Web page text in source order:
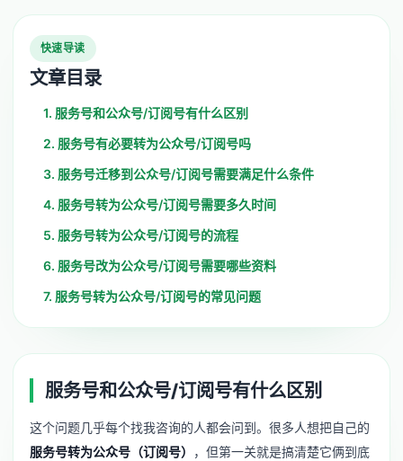
快速导读
文章目录
1. 服务号和公众号/订阅号有什么区别
2. 服务号有必要转为公众号/订阅号吗
3. 服务号迁移到公众号/订阅号需要满足什么条件
4. 服务号转为公众号/订阅号需要多久时间
5. 服务号转为公众号/订阅号的流程
6. 服务号改为公众号/订阅号需要哪些资料
7. 服务号转为公众号/订阅号的常见问题
服务号和公众号/订阅号有什么区别
这个问题几乎每个找我咨询的人都会问到。很多人想把自己的
服务号转为公众号（订阅号）
，但第一关就是搞清楚它俩到底